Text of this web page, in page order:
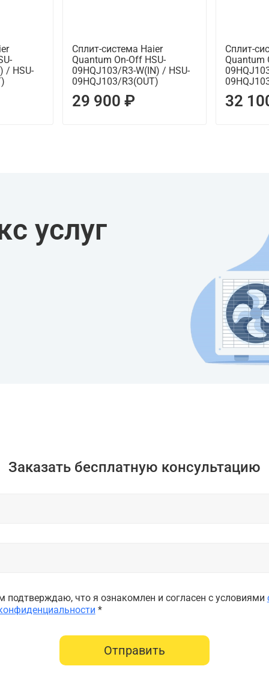
/ HSU-
Сплит-система Haier
Quantum On-Off HSU-
09HQJ103/R3-W(IN) / HSU-
09HQJ103/R3(OUT)
29 900 ₽
Сплит-
Quantum
32
услуг
Заказать бесплатную консультацию
подтверждаю, что я ознакомлен и согласен с условиями
*
Отправить